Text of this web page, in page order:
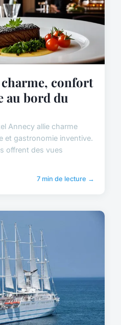
confort
au bord du
Annecy allie charme
et gastronomie inventive.
offrent des vues
7 min de lecture →